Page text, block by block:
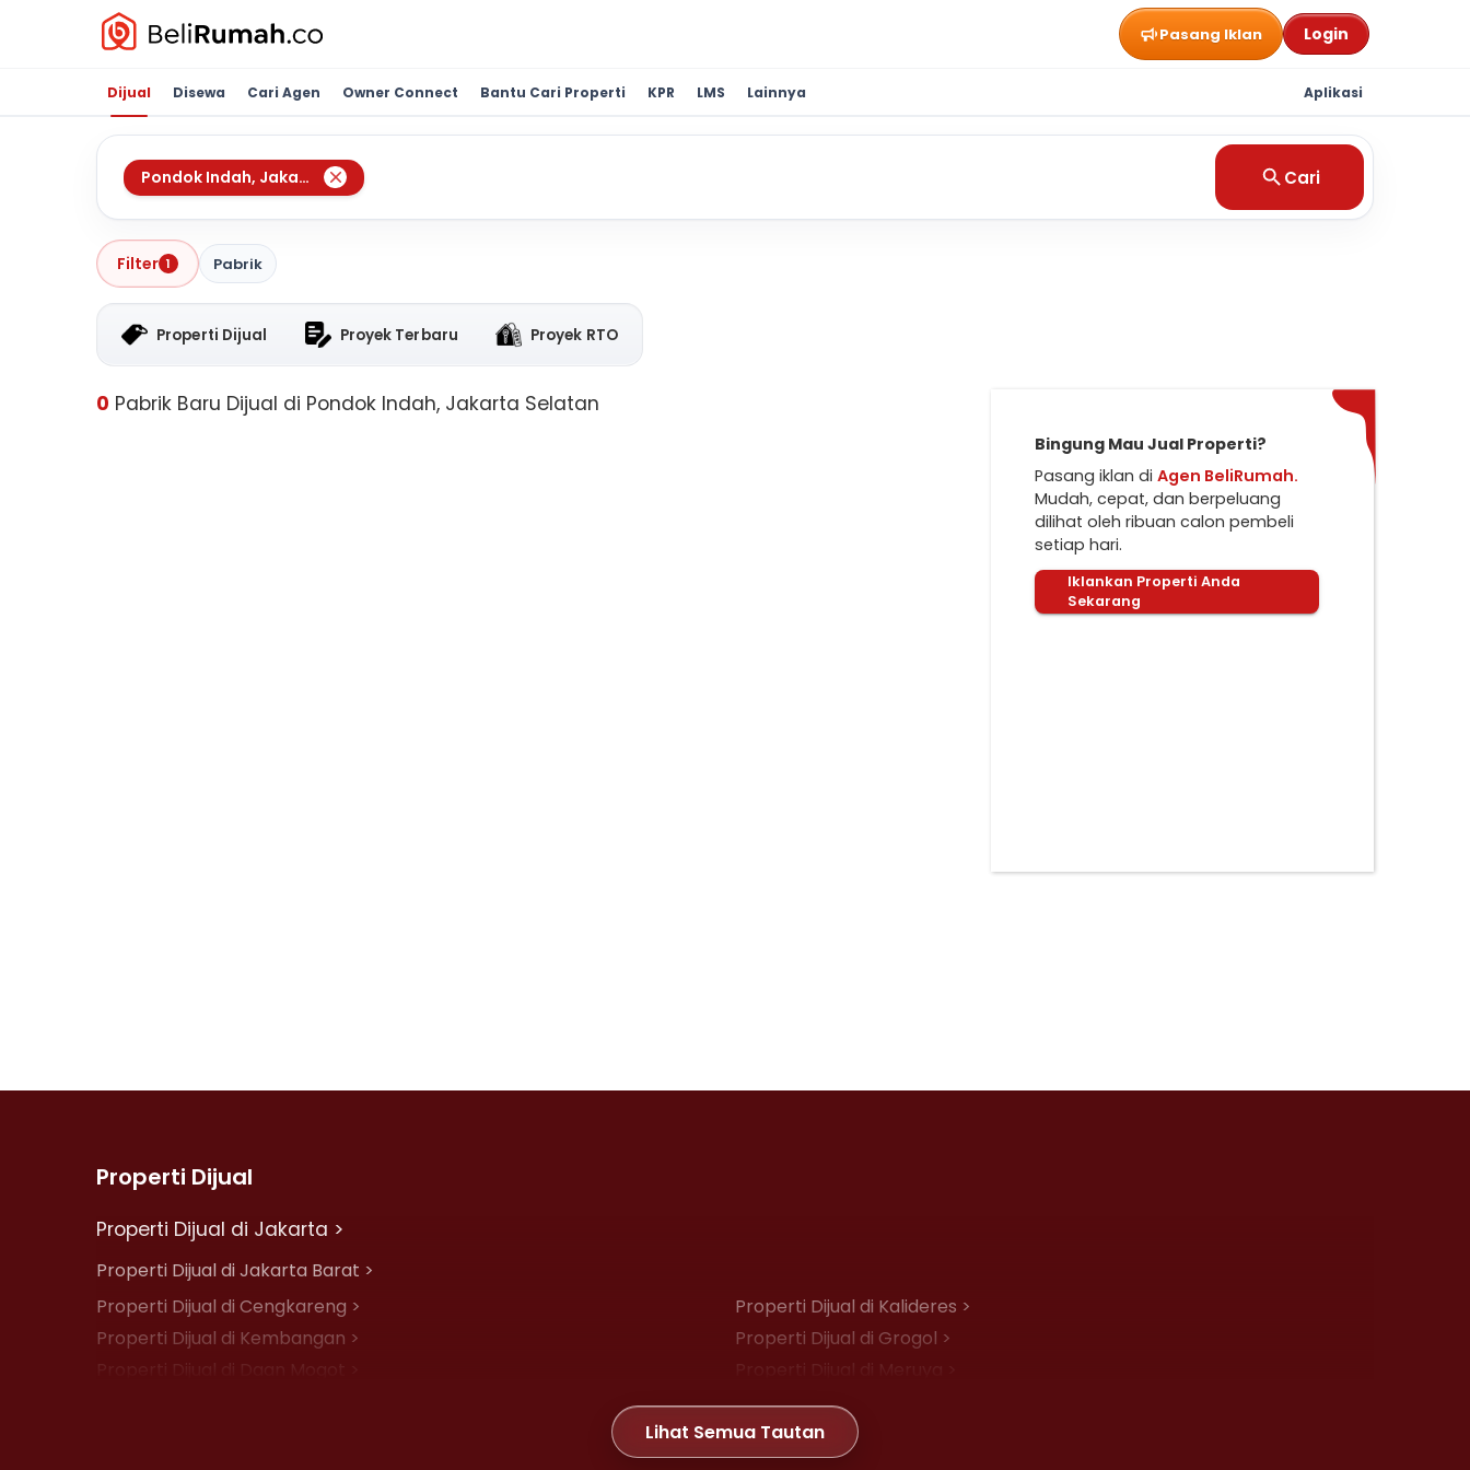
Pasang Iklan Login
Dijual Disewa Cari Agen Owner Connect Bantu Cari Properti KPR LMS Lainnya Aplikasi
Pondok Indah, Jakarta Selatan Cari
Filter 1 Pabrik
Properti Dijual Proyek Terbaru Proyek RTO
0 Pabrik Baru Dijual di Pondok Indah, Jakarta Selatan
Bingung Mau Jual Properti?
Pasang iklan di Agen BeliRumah.
Mudah, cepat, dan berpeluang
dilihat oleh ribuan calon pembeli
setiap hari.
Iklankan Properti Anda
Sekarang
Properti Dijual
Properti Dijual di Jakarta >
Properti Dijual di Jakarta Barat >
Properti Dijual di Cengkareng >
Properti Dijual di Kalideres >
Properti Dijual di Kembangan >
Properti Dijual di Grogol >
Properti Dijual di Daan Mogot >
Properti Dijual di Meruya >
Properti Dijual di Joglo >
Lihat Semua Tautan